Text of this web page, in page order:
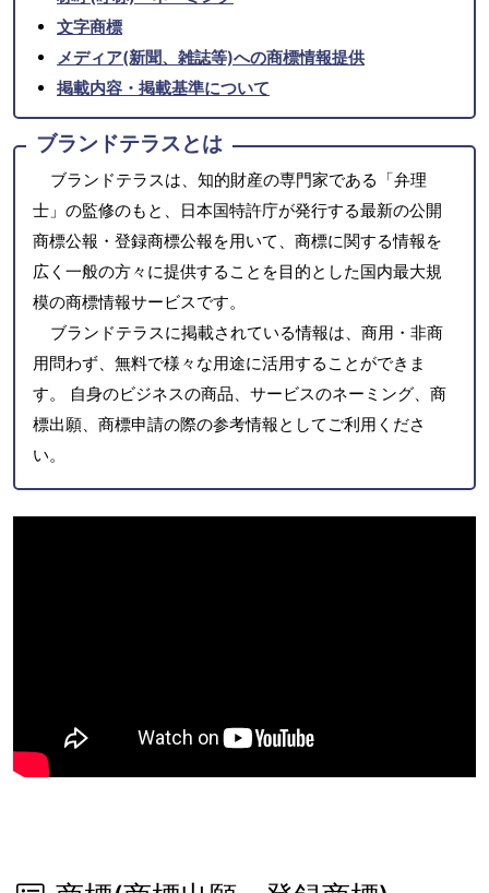
文字商標
メディア(新聞、雑誌等)への商標情報提供
掲載内容・掲載基準について
ブランドテラスとは
ブランドテラスは、知的財産の専門家である「弁理
士」の監修のもと、日本国特許庁が発行する最新の公開
商標公報・登録商標公報を用いて、商標に関する情報を
広く一般の方々に提供することを目的とした国内最大規
模の商標情報サービスです。
ブランドテラスに掲載されている情報は、商用・非商
用問わず、無料で様々な用途に活用することができま
す。 自身のビジネスの商品、サービスのネーミング、商
標出願、商標申請の際の参考情報としてご利用くださ
い。